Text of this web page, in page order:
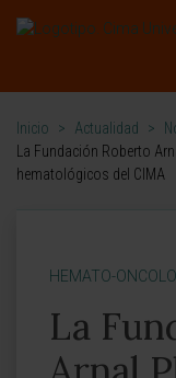
Inicio > Actualidad >
La Fundación Roberto
hematológicos del CIMA
HEMATO-
La